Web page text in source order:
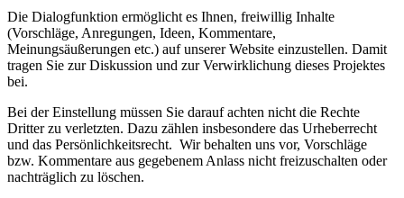
Die Dialogfunktion ermöglicht es Ihnen, freiwillig Inhalte
(Vorschläge, Anregungen, Ideen, Kommentare,
Meinungsäußerungen etc.) auf unserer Website einzustellen. Damit
tragen Sie zur Diskussion und zur Verwirklichung dieses Projektes
bei.
Bei der Einstellung müssen Sie darauf achten nicht die Rechte
Dritter zu verletzten. Dazu zählen insbesondere das Urheberrecht
und das Persönlichkeitsrecht. Wir behalten uns vor, Vorschläge
bzw. Kommentare aus gegebenem Anlass nicht freizuschalten oder
nachträglich zu löschen.